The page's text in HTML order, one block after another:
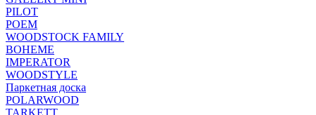
PILOT
POEM
WOODSTOCK FAMILY
BOHEME
IMPERATOR
WOODSTYLE
Паркетная доска
POLARWOOD
TARKETT